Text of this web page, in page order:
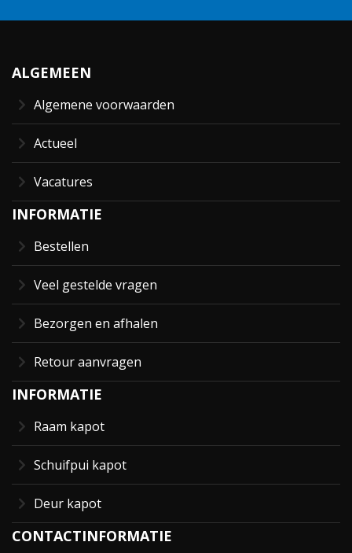
ALGEMEEN
Algemene voorwaarden
Actueel
Vacatures
INFORMATIE
Bestellen
Veel gestelde vragen
Bezorgen en afhalen
Retour aanvragen
INFORMATIE
Raam kapot
Schuifpui kapot
Deur kapot
CONTACTINFORMATIE